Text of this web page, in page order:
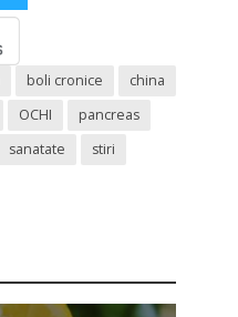
boli cronice
china
OCHI
pancreas
sanatate stiri